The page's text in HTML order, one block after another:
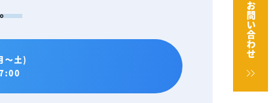
お問い合わせ
～土)